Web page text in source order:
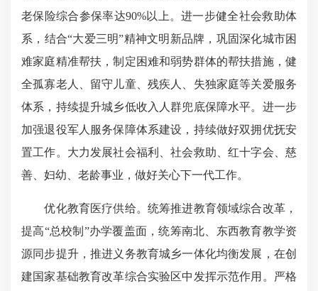
老保险综合参保率达90%以上。进一步健全社会救助体
系，结合“大爱三明”精神文明新品牌，巩固深化城市困
难家庭精准帮扶，制定困难和弱势群体的帮扶措施，健
全孤寡老人、留守儿童、残疾人、失独家庭等关爱服务
体系，持续提升城乡低收入人群兜底保障水平。进一步
加强退役军人服务保障体系建设，持续做好双拥优抚安
置工作。大力发展社会福利、社会救助、红十字会、慈
善、妇幼、老龄事业，做好关心下一代工作。
优化教育医疗供给。统筹推进教育领域综合改革，
提高“总校制”办学覆盖面，统筹南北、东西教育教学资
源同步提升，推进义务教育城乡一体化均衡发展，在创
建国家基础教育改革综合实验区中发挥示范作用。严格